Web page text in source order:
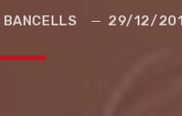
BANCELLS 29/12/